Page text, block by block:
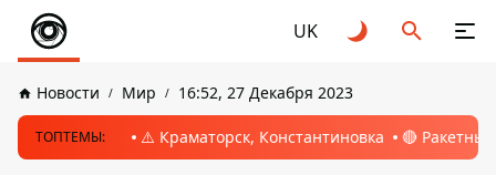
UK
Новости Мир 16:52, 27 Декабря 2023
ТОПТЕМЫ: ⚠️ Краматорск, Константиновка 🔴